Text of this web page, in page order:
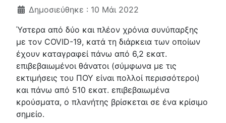
Λεπτομέρειες
Δημοσιεύθηκε : 10 Μάι 2022
Ύστερα από δύο και πλέον χρόνια συνύπαρξης
με τον COVID-19, κατά τη διάρκεια των οποίων
έχουν καταγραφεί πάνω από 6,2 εκατ.
επιβεβαιωμένοι θάνατοι (σύμφωνα με τις
εκτιμήσεις του ΠΟΥ είναι πολλοί περισσότεροι)
και πάνω από 510 εκατ. επιβεβαιωμένα
κρούσματα, ο πλανήτης βρίσκεται σε ένα κρίσιμο
σημείο.